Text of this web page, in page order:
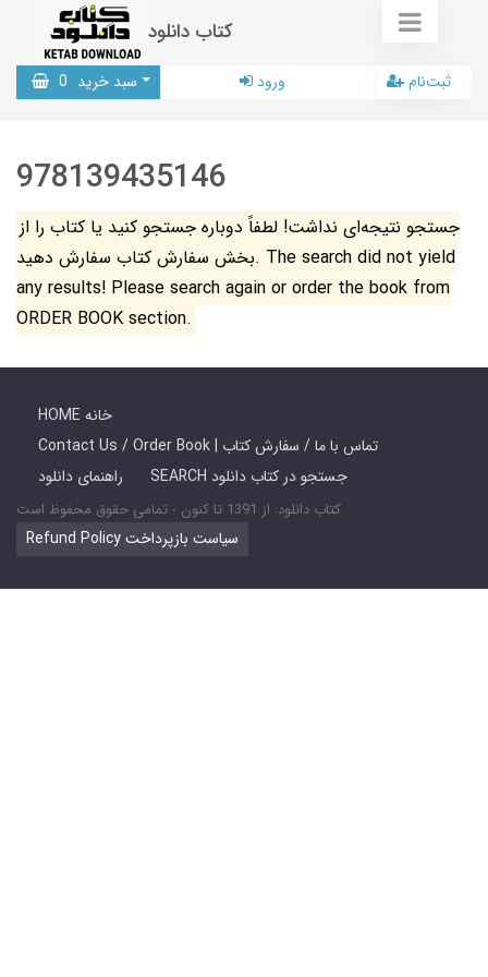
کتاب دانلود
سبد خرید 0 ورود ثبت‌نام
978139435146
جستجو نتیجه‌ای نداشت! لطفاً دوباره جستجو کنید یا کتاب را از
بخش سفارش کتاب سفارش دهید. The search did not yield
any results! Please search again or order the book from
ORDER BOOK section.
HOME خانه
Contact Us / Order Book | تماس با ما / سفارش کتاب
راهنمای دانلود
SEARCH جستجو در کتاب دانلود
کتاب دانلود: از 1391 تا کنون - تمامی حقوق محفوظ است
Refund Policy سیاست بازپرداخت